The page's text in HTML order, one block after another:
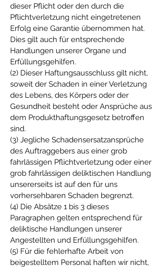
dieser Pflicht oder den durch die
Pflichtverletzung nicht eingetretenen
Erfolg eine Garantie übernommen hat.
Dies gilt auch für entsprechende
Handlungen unserer Organe und
Erfüllungsgehilfen.
(2) Dieser Haftungsausschluss gilt nicht,
soweit der Schaden in einer Verletzung
des Lebens, des Körpers oder der
Gesundheit besteht oder Ansprüche aus
dem Produkthaftungsgesetz betroffen
sind.
(3) Jegliche Schadensersatzansprüche
des Auftraggebers aus einer grob
fahrlässigen Pflichtverletzung oder einer
grob fahrlässigen deliktischen Handlung
unsererseits ist auf den für uns
vorhersehbaren Schaden begrenzt.
(4) Die Absätze 1 bis 3 dieses
Paragraphen gelten entsprechend für
deliktische Handlungen unserer
Angestellten und Erfüllungsgehilfen.
(5) Für die fehlerhafte Arbeit von
beigestelltem Personal haften wir nicht,